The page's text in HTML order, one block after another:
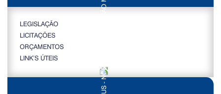
LEGISLAÇÃO
LICITAÇÕES
ORÇAMENTOS
LINK’S ÚTEIS